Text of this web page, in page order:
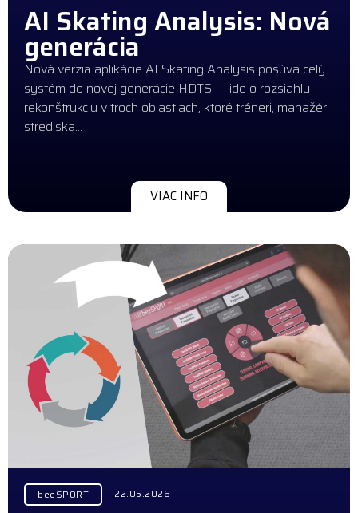
AI Skating Analysis: Nová
generácia
Nová verzia aplikácie AI Skating Analysis posúva celý
systém do novej generácie HDTS — ide o rozsiahlu
rekonštrukciu v troch oblastiach, ktoré tréneri, manažéri
strediska…
VIAC INFO
beeSPORT 22.05.2026